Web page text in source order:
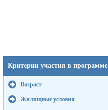
Критерии участия в программе
Возраст
Жилищные условия